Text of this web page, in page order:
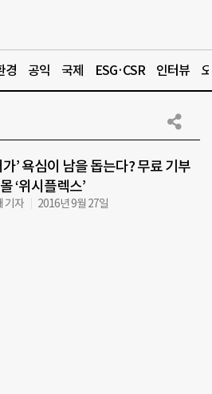
경 공익 국제 ESG·CSR 인터뷰
가’ 욕심이 남을 돕는다? 무료 기부
‘위시플렉스’
기자 2016년 9월 27일